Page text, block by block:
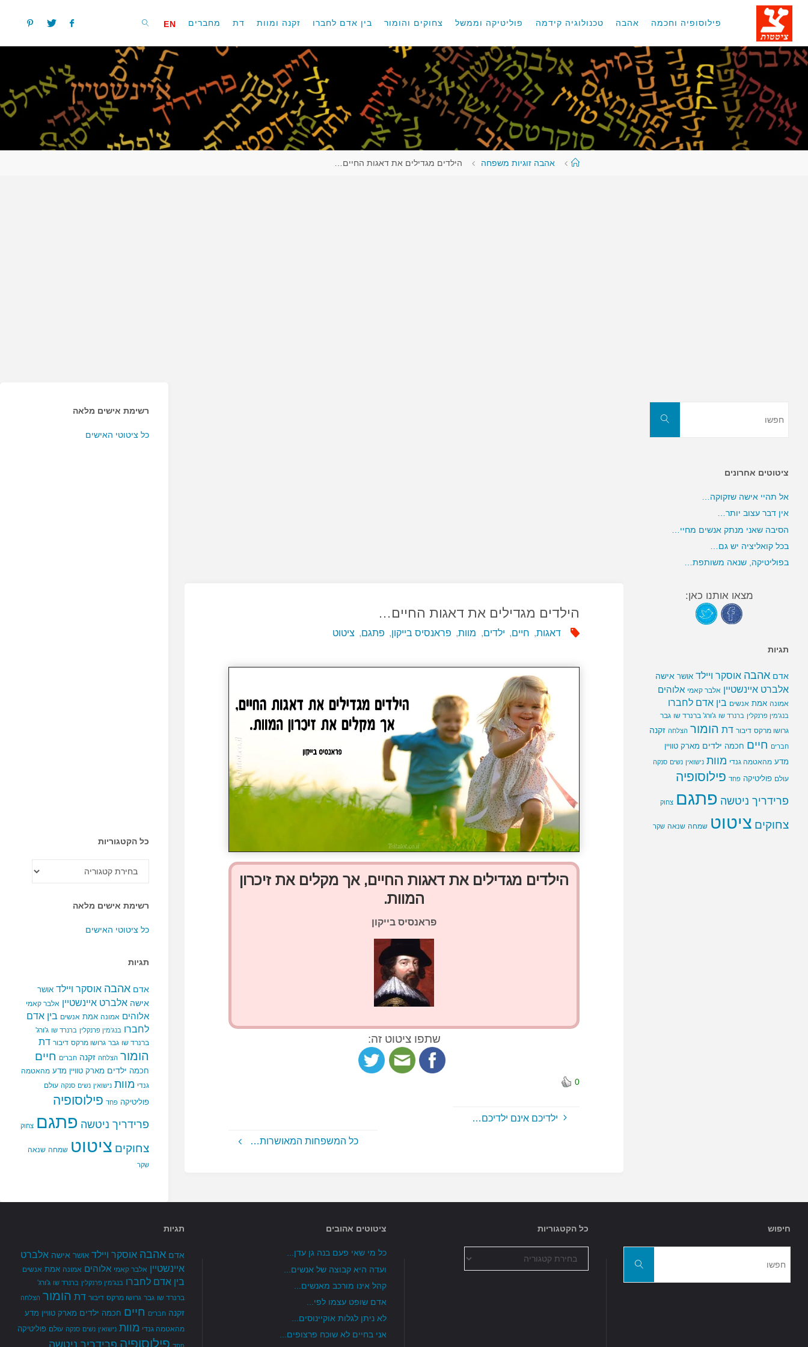
דלגו
פילוסופיה וחכמה אהבה טכנולוגיה קידמה פוליטיקה וממשל צחוקים והומור בין אדם לחברו זקנה ומוות דת מחברים EN
עמודאהבה זוגיות משפחה הילדים מגדילים את דאגות החיים…
הילדים מגדילים את דאגות החיים…
דאגות, חיים, ילדים, מוות, פראנסיס בייקון, פתגם, ציטוט
הילדים מגדילים את דאגות החיים, אך מקלים את זיכרון
המוות.
פראנסיס בייקון
שתפו ציטוט זה:
0
ילדיכם אינם ילדיכם…
כל המשפחות המאושרות…
רשימת אישים מלאה
כל ציטוטי האישים
כל הקטגוריות
הקטגוריות
רשימת אישים מלאה
כל ציטוטי האישים
תגיות
אדם אהבה אוסקר ויילד אושר
אישה אלברט איינשטיין אלבר קאמי
אלוהים אמונה אמת אנשים בין אדם
לחברו בנג'מין פרנקלין ברנרד שו ג'ורג'
ברנרד שו גבר גרושו מרקס דיבור דת
הומור הצלחה זקנה חברים חיים
חכמה ילדים מארק טוויין מדע מהאטמה
גנדי מוות נישואין נשים סנקה עולם
פוליטיקה פחד פילוסופיה
פרידריך ניטשה פתגם צחוק
צחוקים ציטוט שמחה שנאה
שקר
חפשו
ציטוטים אחרונים
אל תהיי אישה שזקוקה…
אין דבר עצוב יותר…
הסיבה שאני מנתק אנשים מחיי…
בכל קואליציה יש גם…
בפוליטיקה, שנאה משותפת…
מצאו אותנו כאן:
תגיות
אדם אהבה אוסקר ויילד אושר אישה
אלברט איינשטיין אלבר קאמי אלוהים
אמונה אמת אנשים בין אדם לחברו
בנג'מין פרנקלין ברנרד שו ג'ורג' ברנרד שו גבר
גרושו מרקס דיבור דת הומור הצלחה זקנה
חברים חיים חכמה ילדים מארק טוויין
מדע מהאטמה גנדי מוות נישואין נשים סנקה
עולם פוליטיקה פחד פילוסופיה
פרידריך ניטשה פתגם צחוק
צחוקים ציטוט שמחה שנאה שקר
חיפוש
חפשו
כל הקטגוריות
הקטגוריות
ציטוטים אהובים
כל מי שאי פעם בנה גן עדן...
ועדה היא קבוצה של אנשים...
קהל אינו מורכב מאנשים...
אדם שופט עצמו לפי...
לא ניתן לגלות אוקיינוסים...
אני בחיים לא שוכח פרצופים...
תגיות
אדם אהבה אוסקר ויילד אושר אישה אלברט
איינשטיין אלבר קאמי אלוהים אמונה אמת אנשים
בין אדם לחברו בנג'מין פרנקלין ברנרד שו ג'ורג'
ברנרד שו גבר גרושו מרקס דיבור דת הומור הצלחה
זקנה חברים חיים חכמה ילדים מארק טוויין מדע
מהאטמה גנדי מוות נישואין נשים סנקה עולם פוליטיקה